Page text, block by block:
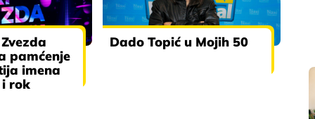
pamćenje
imena
i rok
Dado Topić u Mojih 50